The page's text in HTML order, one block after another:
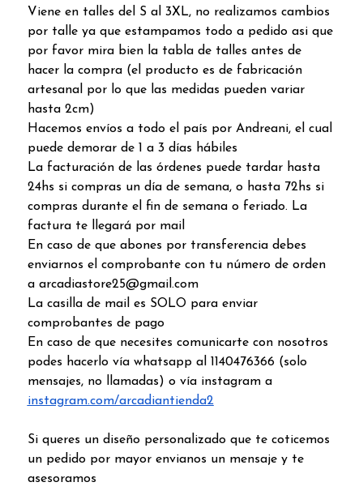
Viene en talles del S al 3XL, no realizamos cambios
por talle ya que estampamos todo a pedido asi que
por favor mira bien la tabla de talles antes de
hacer la compra (el producto es de fabricación
artesanal por lo que las medidas pueden variar
hasta 2cm)
Hacemos envíos a todo el país por Andreani, el cual
puede demorar de 1 a 3 días hábiles
La facturación de las órdenes puede tardar hasta
24hs si compras un día de semana, o hasta 72hs si
compras durante el fin de semana o feriado. La
factura te llegará por mail
En caso de que abones por transferencia debes
enviarnos el comprobante con tu número de orden
a arcadiastore25@gmail.com
La casilla de mail es SOLO para enviar
comprobantes de pago
En caso de que necesites comunicarte con nosotros
podes hacerlo vía whatsapp al 1140476366 (solo
mensajes, no llamadas) o vía instagram a
instagram.com/arcadiantienda2
Si queres un diseño personalizado que te coticemos
un pedido por mayor envianos un mensaje y te
asesoramos